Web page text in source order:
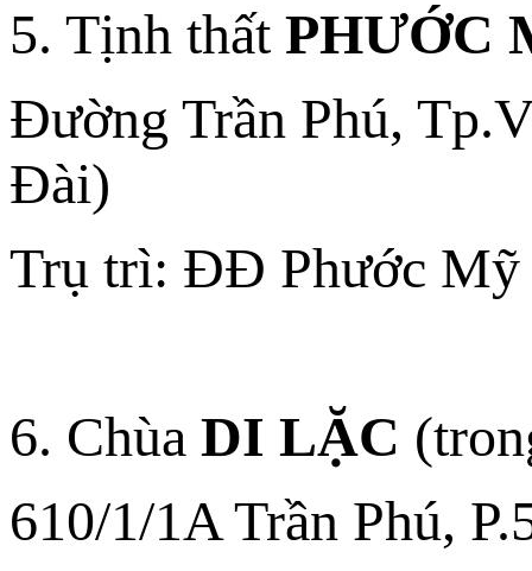
5. Tịnh thất PHƯỚC
Đường Trần Phú,
Đài)
Trụ trì: ĐĐ Phước Mỹ
6. Chùa DI LẶC
610/1/1A Trần Phú,